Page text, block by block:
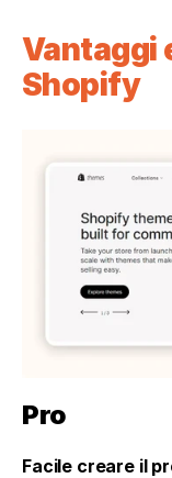
Vantaggi
Shopify
Pro
Facile creare il